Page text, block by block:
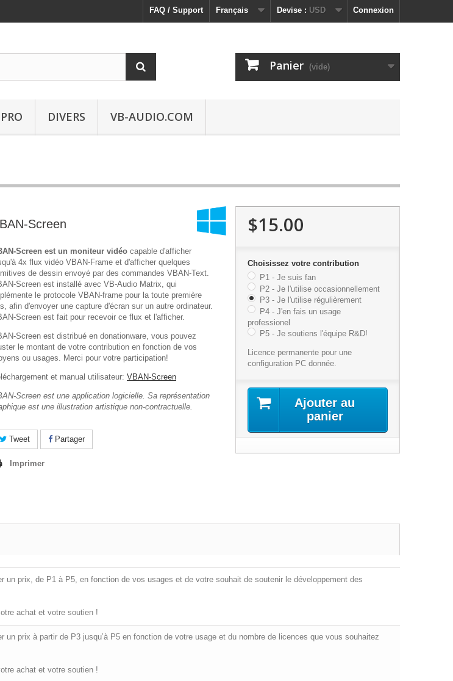
Connexion
Devise : USD
Français
FAQ / Support
Panier (vide)
DIVERS VB-AUDIO.COM
Screen
Screen est un moniteur vidéo capable d'afficher
4x flux vidéo VBAN-Frame et d'afficher quelques
de dessin envoyé par des commandes VBAN-Text.
Screen est installé avec VB-Audio Matrix, qui
le protocole VBAN-frame pour la toute première
afin d'envoyer une capture d'écran sur un autre ordinateur.
Screen est fait pour recevoir ce flux et l'afficher.
Screen est distribué en donationware, vous pouvez
le montant de votre contribution en fonction de vos
ou usages. Merci pour votre participation!
et manual utilisateur: VBAN-Screen
Screen est une application logicielle. Sa représentation
est une illustration artistique non-contractuelle.
Tweet Partager
Imprimer
$15.00
Choisissez votre contribution
P1 - Je suis fan
P2 - Je l'utilise occasionnellement
P3 - Je l'utilise régulièrement
P4 - J'en fais un usage
professionel
P5 - Je soutiens l'équipe R&D!
Licence permanente pour une
configuration PC donnée.
Ajouter au
panier
un prix, de P1 à P5, en fonction de vos usages et de votre souhait de soutenir le développement des
achat et votre soutien !
un prix à partir de P3 jusqu’à P5 en fonction de votre usage et du nombre de licences que vous souhaitez
achat et votre soutien !